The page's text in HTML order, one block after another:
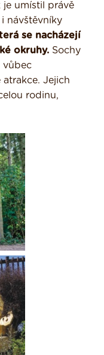
je umístil právě
návštěvníky
se nacházejí
okruhy. Sochy
vůbec
Jejich
rodinu,